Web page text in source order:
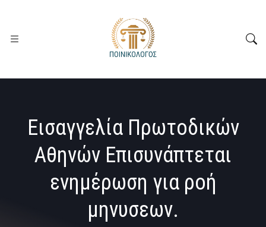
Εισαγγελία Πρωτοδικών
Αθηνών Επισυνάπτεται
ενημέρωση για ροή
μηνυσεων.